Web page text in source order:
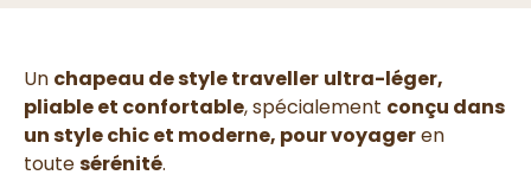
Un chapeau de style traveller ultra-léger,
pliable et confortable, spécialement conçu dans
un style chic et moderne, pour voyageren
toutesérénité.